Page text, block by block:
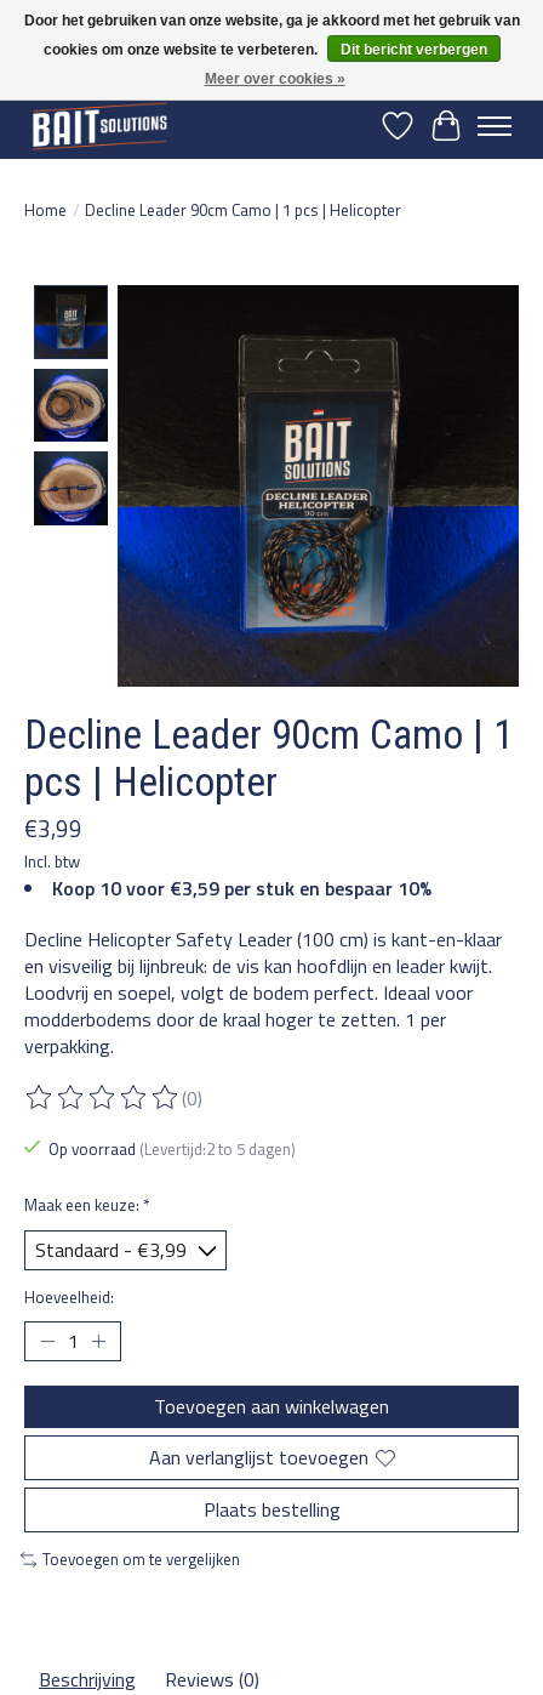
Gratis verzending vanaf 50 euro binnen NL | Op voorraad binnen 2-5 werkdagen
verzonden | België vanaf 70 euro gratis verzonden
Verlanglijst
Home / Decline Leader 90cm Camo | 1 pcs | Helicopter
Decline Leader 90cm Camo | 1
pcs | Helicopter
€3,99
Incl. btw
Koop 10 voor €3,59 per stuk en bespaar 10%
Decline Helicopter Safety Leader (100 cm) is kant-en-klaar
en visveilig bij lijnbreuk: de vis kan hoofdlijn en leader kwijt.
Loodvrij en soepel, volgt de bodem perfect. Ideaal voor
modderbodems door de kraal hoger te zetten. 1 per
verpakking.
De beoordeling van dit product is
(0)
Op voorraad (Levertijd:2 to 5 dagen)
Maak een keuze: *
Hoeveelheid:
Toevoegen aan winkelwagen
Aan verlanglijst toevoegen
Plaats bestelling
Toevoegen om te vergelijken
Beschrijving Reviews (0)
Door het gebruiken van onze website, ga je akkoord met het gebruik van
cookies om onze website te verbeteren.
Dit bericht verbergen
Meer over cookies »